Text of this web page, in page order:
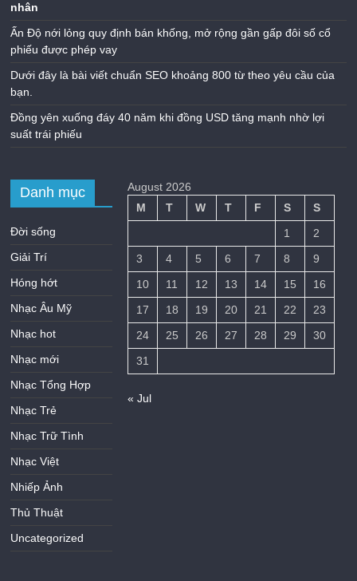
nhân
Ấn Độ nới lỏng quy định bán khống, mở rộng gần gấp đôi số cổ
phiếu được phép vay
Dưới đây là bài viết chuẩn SEO khoảng 800 từ theo yêu cầu của
bạn.
Đồng yên xuống đáy 40 năm khi đồng USD tăng mạnh nhờ lợi
suất trái phiếu
Danh mục
Đời sống
Giải Trí
Hóng hớt
Nhạc Âu Mỹ
Nhạc hot
Nhạc mới
Nhạc Tổng Hợp
Nhạc Trẻ
Nhạc Trữ Tình
Nhạc Việt
Nhiếp Ảnh
Thủ Thuật
Uncategorized
August 2026
M
T W T F S
S
1
2
3
4 5 6 7 8
9
10
11 12 13 14 15
16
17
18 19 20 21 22
23
24
25 26 27 28 29
30
31
« Jul